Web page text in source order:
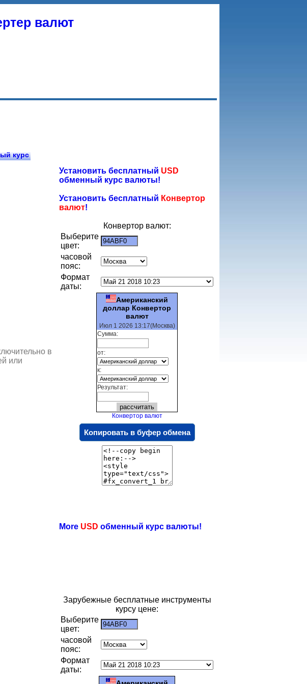
валют
курс
в
или
Установить бесплатный USD
обменный курс валюты!
Установить бесплатный Конвертор
валют!
Конвертор валют:
Выберите
цвет:
часовой
пояс:
Формат
даты:
Американский
доллар Конвертор
валют
Июл 1 2026 13:17(Москва)
Сумма:
от:
к:
Результат:
Конвертор валют
Копировать в буфер обмена
More USD обменный курс валюты!
Зарубежные бесплатные инструменты
курсу цене:
Выберите
цвет:
часовой
пояс:
Формат
даты: